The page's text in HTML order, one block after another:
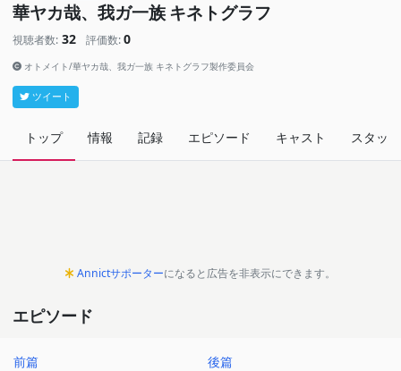
華ヤカ哉、我ガ一族 キネトグラフ
視聴者数: 32 評価数: 0
オトメイト/華ヤカ哉、我ガ一族 キネトグラフ製作委員会
ツイート
トップ 情報 記録 エピソード キャスト スタッフ
Annictサポーターになると広告を非表示にできます。
エピソード
前篇 後篇